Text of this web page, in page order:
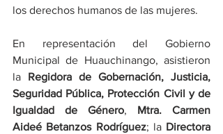
los derechos humanos de las mujeres.
En representación del Gobierno
Municipal de Huauchinango, asistieron
la Regidora de Gobernación, Justicia,
Seguridad Pública, Protección Civil y de
Igualdad de Género, Mtra. Carmen
Aideé Betanzos Rodríguez; la Directora